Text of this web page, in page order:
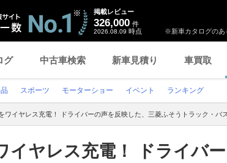
※新車カタログのあ
掲載レビュー
326,000 件
2026.08.09 時点
グ 中古車検索 新車見積り 車買取
スポーツ モーターショー イベント ランキング
ワイヤレス充電！ ドライバーの声を反映した、三菱ふそうトラック・バ
イヤレス充電！ ドライバー